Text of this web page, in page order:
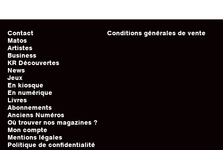
Contact
Matos
Artistes
Business
KR Découvertes
News
Jeux
En kiosque
En numérique
Livres
Abonnements
Anciens Numéros
Où trouver nos magazines ?
Mon compte
Mentions légales
Politique de confidentialité
Conditions générales de vente